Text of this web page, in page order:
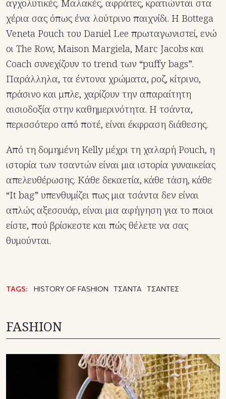
αγχολυτικές. Μαλακές, αφράτες, κρατιώνται στα
χέρια σας όπως ένα λούτρινο παιχνίδι. Η Bottega
Veneta Pouch του Daniel Lee πρωταγωνιστεί, ενώ
οι The Row, Maison Margiela, Marc Jacobs και
Coach συνεχίζουν το trend των “puffy bags”.
Παράλληλα, τα έντονα χρώματα, ροζ, κίτρινο,
πράσινο και μπλε, χαρίζουν την απαραίτητη
αισιοδοξία στην καθημερινότητα. Η τσάντα,
περισσότερο από ποτέ, είναι έκφραση διάθεσης.
Από τη δομημένη Kelly μέχρι τη χαλαρή Pouch, η
ιστορία των τσαντών είναι μια ιστορία γυναικείας
απελευθέρωσης. Κάθε δεκαετία, κάθε τάση, κάθε
“It bag” υπενθυμίζει πως μια τσάντα δεν είναι
απλώς αξεσουάρ, είναι μια αφήγηση για το ποιοι
είστε, πού βρίσκεστε και πώς θέλετε να σας
θυμούνται.
TAGS: HISTORY OF FASHION ΤΣΑΝΤΑ ΤΣΑΝΤΕΣ
FASHION